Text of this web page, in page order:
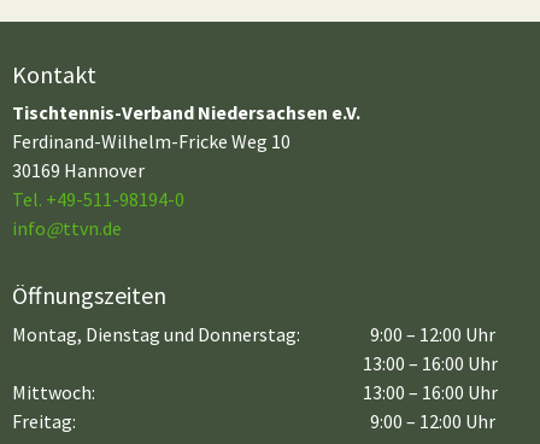
Kontakt
Tischtennis-Verband Niedersachsen e.V.
Ferdinand-Wilhelm-Fricke Weg 10
30169 Hannover
Tel. +49-511-98194-0
info@ttvn.de
Öffnungszeiten
Montag, Dienstag und Donnerstag:
9:00 – 12:00 Uhr
13:00 – 16:00 Uhr
Mittwoch:
Freitag:
13:00 – 16:00 Uhr
9:00 – 12:00 Uhr